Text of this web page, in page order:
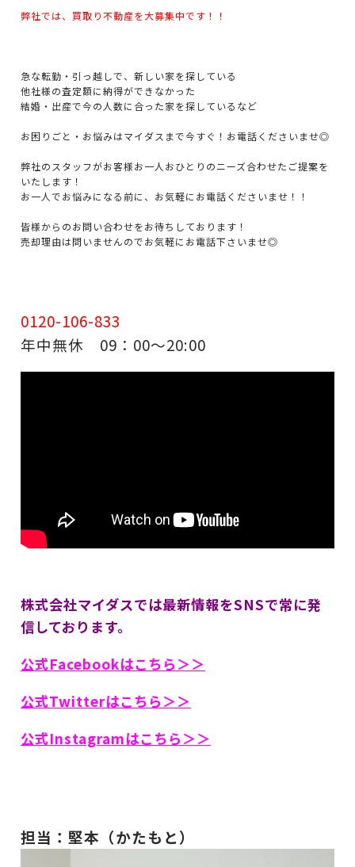
弊社では、買取り不動産を大募集中です！！
急な転勤・引っ越しで、新しい家を探している
他社様の査定額に納得ができなかった
結婚・出産で今の人数に合った家を探しているなど
お困りごと・お悩みはマイダスまで今すぐ！お電話くださいませ◎
弊社のスタッフがお客様お一人おひとりのニーズ合わせたご提案を
いたします！
お一人でお悩みになる前に、お気軽にお電話くださいませ！！
皆様からのお問い合わせをお待ちしております！
売却理由は問いませんのでお気軽にお電話下さいませ◎
0120-106-833
年中無休 09：00～20:00
株式会社マイダスでは最新情報をSNSで常に発
信しております。
公式Facebookはこちら＞＞
公式Twitterはこちら＞＞
公式Instagramはこちら＞＞
担当：堅本（かたもと）